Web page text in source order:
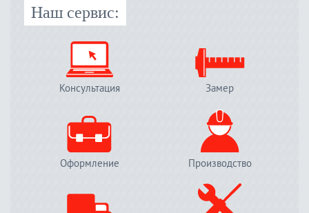
Наш сервис:
Консультация Замер
Оформление Производство